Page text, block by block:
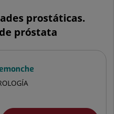
prostáticas.
próstata